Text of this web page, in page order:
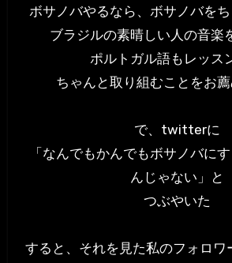
ボサノバやるなら、ボサノバを
ブラジルの素晴しい人の音楽
ポルトガル語もレッス
ちゃんと取り組むことをお
で、twitterに
「なんでもかんでもボサノバに
んじゃない」と
つぶやいた
すると、それを見た私のフォロワ